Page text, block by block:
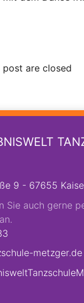
are closed
9 - 67655
Sie auch gerne
metzger.de